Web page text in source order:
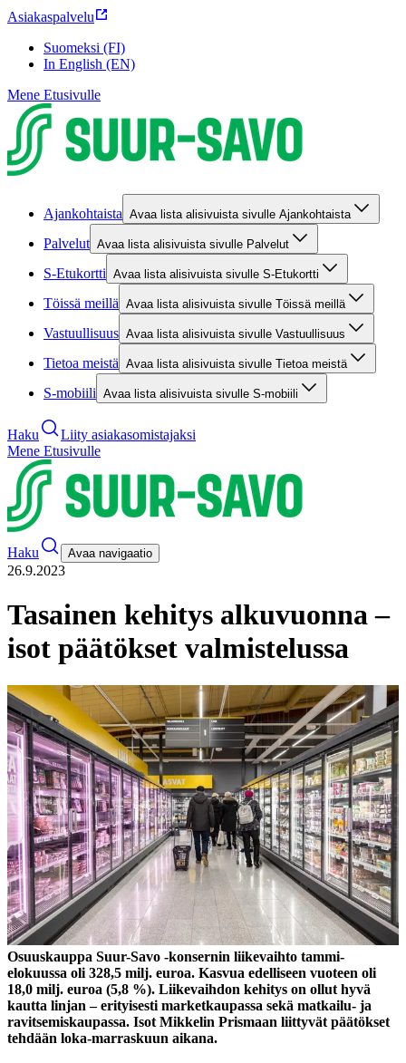
Asiakaspalvelu
Suomeksi (FI)
In English (EN)
Mene Etusivulle
Ajankohtaista Avaa lista alisivuista sivulle Ajankohtaista
Palvelut Avaa lista alisivuista sivulle Palvelut
S-Etukortti Avaa lista alisivuista sivulle S-Etukortti
Töissä meillä Avaa lista alisivuista sivulle Töissä meillä
Vastuullisuus Avaa lista alisivuista sivulle Vastuullisuus
Tietoa meistä Avaa lista alisivuista sivulle Tietoa meistä
S-mobiili Avaa lista alisivuista sivulle S-mobiili
Haku
Liity asiakasomistajaksi
Mene Etusivulle
Haku Avaa navigaatio
26.9.2023
Tasainen kehitys alkuvuonna –
isot päätökset valmistelussa
Osuuskauppa Suur-Savo -konsernin liikevaihto tammi-
elokuussa oli 328,5 milj. euroa. Kasvua edelliseen vuoteen oli
18,0 milj. euroa (5,8 %). Liikevaihdon kehitys on ollut hyvä
kautta linjan – erityisesti marketkaupassa sekä matkailu- ja
ravitsemiskaupassa. Isot Mikkelin Prismaan liittyvät päätökset
tehdään loka-marraskuun aikana.